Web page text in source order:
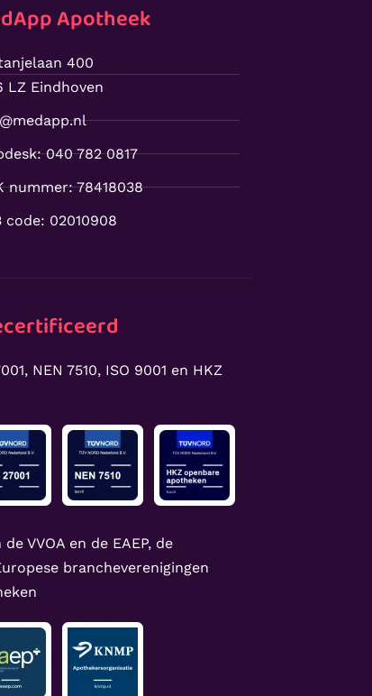
Apotheek
400
LZ Eindhoven
040 782 0817
nummer: 78418038
code: 02010908
NEN 7510, ISO 9001 en HKZ
VVOA en de EAEP, de
brancheverenigingen